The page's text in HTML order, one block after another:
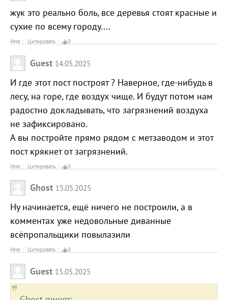
жук это реально боль, все деревья стоят красные и
сухие по всему городу....
Имя Цитировать 0
Guest 14.05.2025
И где этот пост построят ? Наверное, где-нибудь в
лесу, на горе, где воздух чище. И будут потом нам
радостно докладывать, что загрязнений воздуха
не зафиксировано.
А вы постройте прямо рядом с метзаводом и этот
пост крякнет от загрязнений.
Имя Цитировать 0
Ghost 15.05.2025
Ну начинается, ещё ничего не построили, а в
комментах уже недовольные диванные
всёпропальщики повылазили
Имя Цитировать 0
Guest 15.05.2025